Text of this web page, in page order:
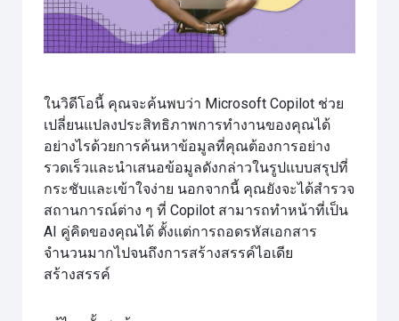
ในวิดีโอนี้ คุณจะค้นพบว่า Microsoft Copilot ช่วย
เปลี่ยนแปลงประสิทธิภาพการทำงานของคุณได้
อย่างไรด้วยการค้นหาข้อมูลที่คุณต้องการอย่าง
รวดเร็วและนำเสนอข้อมูลดังกล่าวในรูปแบบสรุปที่
กระชับและเข้าใจง่าย นอกจากนี้ คุณยังจะได้สำรวจ
สถานการณ์ต่าง ๆ ที่ Copilot สามารถทำหน้าที่เป็น
AI คู่คิดของคุณได้ ตั้งแต่การถอดรหัสเอกสาร
จำนวนมากไปจนถึงการสร้างสรรค์ไอเดีย
สร้างสรรค์